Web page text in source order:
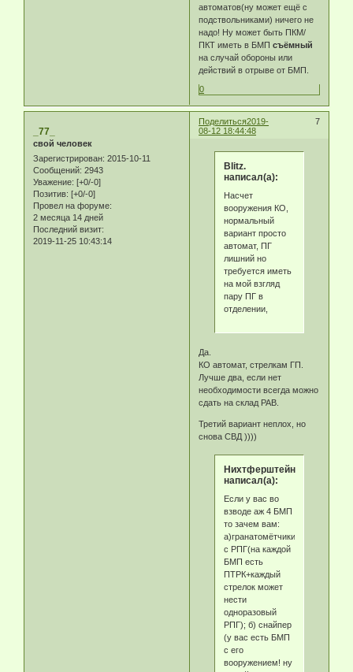
автоматов(ну может ещё с
подствольниками) ничего не
надо! Ну может быть ПКМ/
ПКТ иметь в БМПсъёмный
на случай обороны или
действий в отрыве от БМП.
0
Поделиться 7
2019-
08-12 18:44:48
_77_
свой человек
Зарегистрирован: 2015-10-11
Сообщений: 2943
Уважение: [+0/-0]
Позитив: [+0/-0]
Провел на форуме:
2 месяца 14 дней
Последний визит:
2019-11-25 10:43:14
Blitz.
написал(а):
Насчет
вооружения КО,
нормальный
вариант просто
автомат, ПГ
лишний но
требуется иметь
на мой взгляд
пару ПГ в
отделении,
Да.
КО автомат, стрелкам ГП.
Лучше два, если нет
необходимости всегда можно
сдать на склад РАВ.
Третий вариант неплох, но
снова СВД ))))
Нихтферштейн
написал(а):
Если у вас во
взводе аж 4 БМП
то зачем вам:
а)гранатомётчики
с РПГ(на каждой
БМП есть
ПТРК+каждый
стрелок может
нести
одноразовый
РПГ); б) снайпер
(у вас есть БМП
с его
вооружением! ну